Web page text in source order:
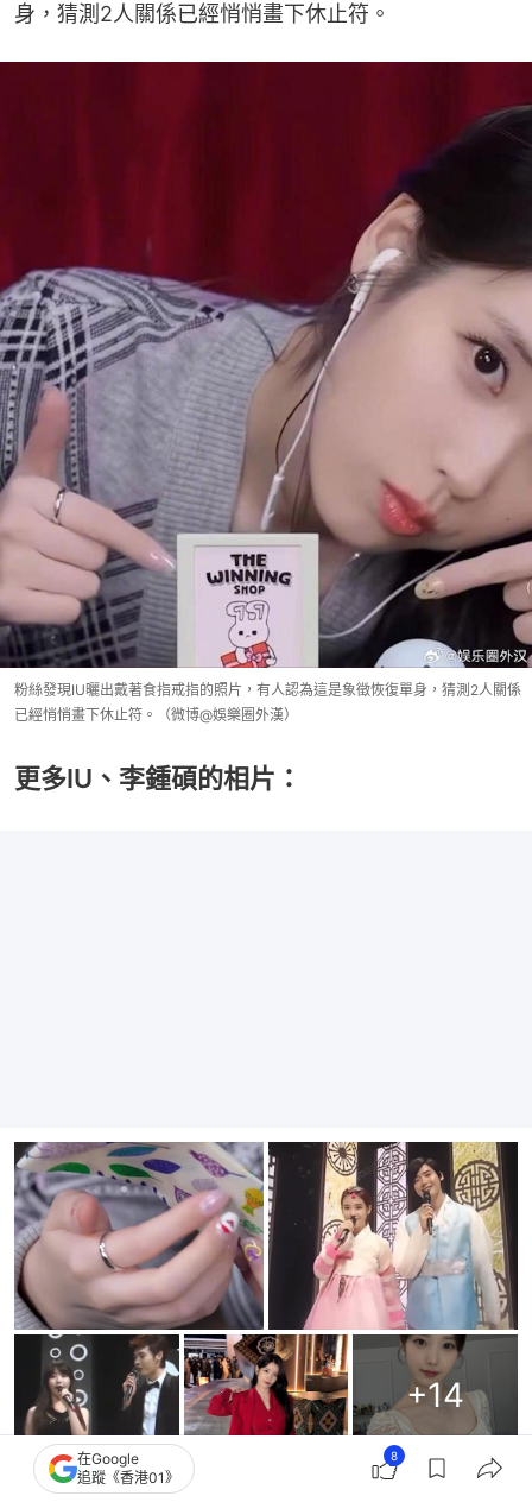
身，猜測2人關係已經悄悄畫下休止符。
粉絲發現IU曬出戴著食指戒指的照片，有人認為這是象徵恢復單身，猜測2人關係
已經悄悄畫下休止符。（微博@娛樂圈外漢）
更多IU、李鍾碩的相片：
+14
在Google
追蹤《香港01》
8